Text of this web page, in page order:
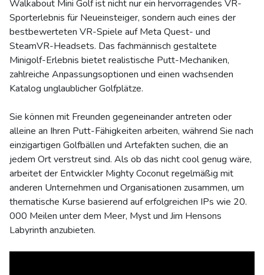
Walkabout Mini Golf ist nicht nur ein hervorragendes VR-
Sporterlebnis für Neueinsteiger, sondern auch eines der
bestbewerteten VR-Spiele auf Meta Quest- und
SteamVR-Headsets. Das fachmännisch gestaltete
Minigolf-Erlebnis bietet realistische Putt-Mechaniken,
zahlreiche Anpassungsoptionen und einen wachsenden
Katalog unglaublicher Golfplätze.
Sie können mit Freunden gegeneinander antreten oder
alleine an Ihren Putt-Fähigkeiten arbeiten, während Sie nach
einzigartigen Golfbällen und Artefakten suchen, die an
jedem Ort verstreut sind. Als ob das nicht cool genug wäre,
arbeitet der Entwickler Mighty Coconut regelmäßig mit
anderen Unternehmen und Organisationen zusammen, um
thematische Kurse basierend auf erfolgreichen IPs wie 20.
000 Meilen unter dem Meer, Myst und Jim Hensons
Labyrinth anzubieten.